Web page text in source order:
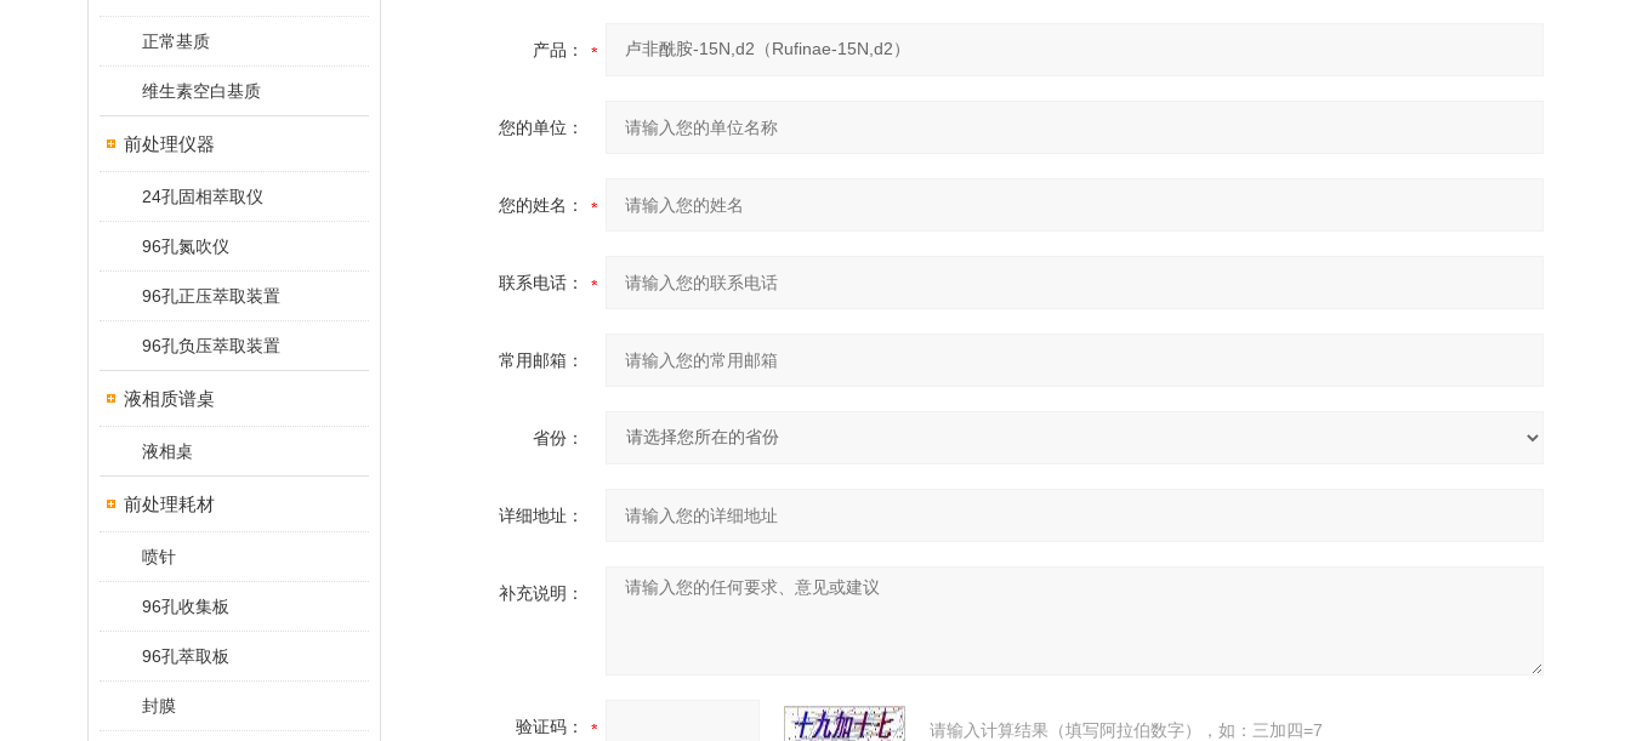
正常基质
维生素空白基质
前处理仪器
24孔固相萃取仪
96孔氮吹仪
96孔正压萃取装置
96孔负压萃取装置
液相质谱桌
液相桌
前处理耗材
喷针
96孔收集板
96孔萃取板
封膜
产品：
您的单位：
您的姓名：
联系电话：
常用邮箱：
省份：
详细地址：
补充说明：
验证码： 请输入计算结果（填写阿拉伯数字），如：三加四=7